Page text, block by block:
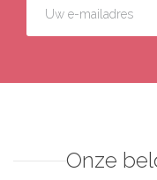
Onze